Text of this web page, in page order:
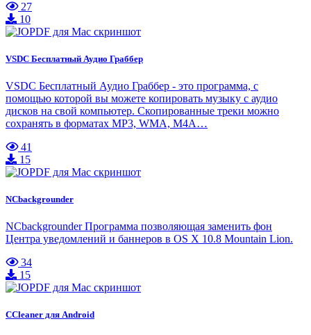
27
10
VSDC Бесплатный Аудио Граббер
VSDC Бесплатный Аудио Граббер - это программа, с
помощью которой вы можете копировать музыку с аудио
дисков на свой компьютер. Скопированные треки можно
сохранять в форматах MP3, WMA, M4A…
41
15
NCbackgrounder
NCbackgrounder Программа позволяющая заменить фон
Центра уведомлений и баннеров в OS X 10.8 Mountain Lion.
34
15
CCleaner для Android